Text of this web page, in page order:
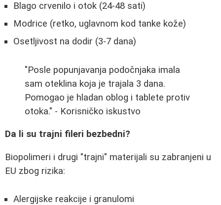
Blago crvenilo i otok (24-48 sati)
Modrice (retko, uglavnom kod tanke kože)
Osetljivost na dodir (3-7 dana)
"Posle popunjavanja podočnjaka imala
sam oteklina koja je trajala 3 dana.
Pomogao je hladan oblog i tablete protiv
otoka." - Korisničko iskustvo
Da li su trajni fileri bezbedni?
Biopolimeri i drugi "trajni" materijali su zabranjeni u
EU zbog rizika:
Alergijske reakcije i granulomi